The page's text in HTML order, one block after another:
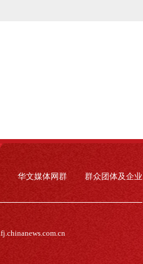
华文媒体网群 群众团体及企业